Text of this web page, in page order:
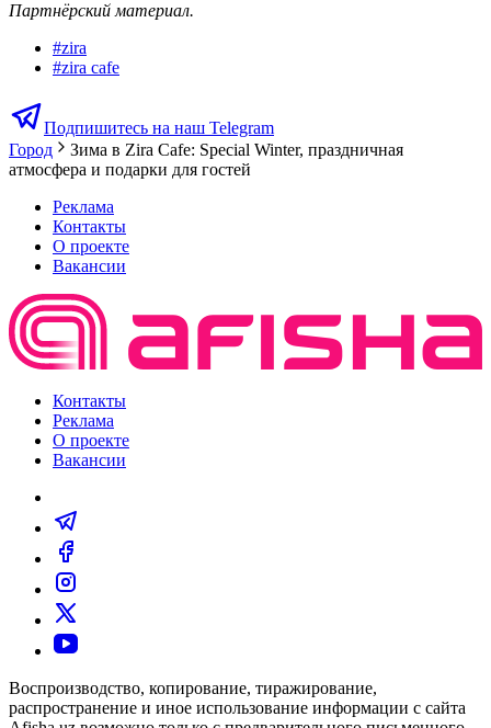
Партнёрский материал.
#zira
#zira cafe
Подпишитесь на наш Telegram
Город
Зима в Zira Cafe: Special Winter, праздничная
атмосфера и подарки для гостей
Реклама
Контакты
О проекте
Вакансии
Контакты
Реклама
О проекте
Вакансии
Воспроизводство, копирование, тиражирование,
распространение и иное использование информации с сайта